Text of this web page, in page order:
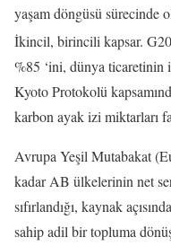
yaşam döngüsü sürecinde
İkincil, birincili kapsar.
%85 ‘ini, dünya ticaretinin
Kyoto Protokolü
karbon ayak izi miktarları
Avrupa Yeşil Mutabakat
kadar AB ülkelerinin net
sıfırlandığı, kaynak
sahip adil bir topluma